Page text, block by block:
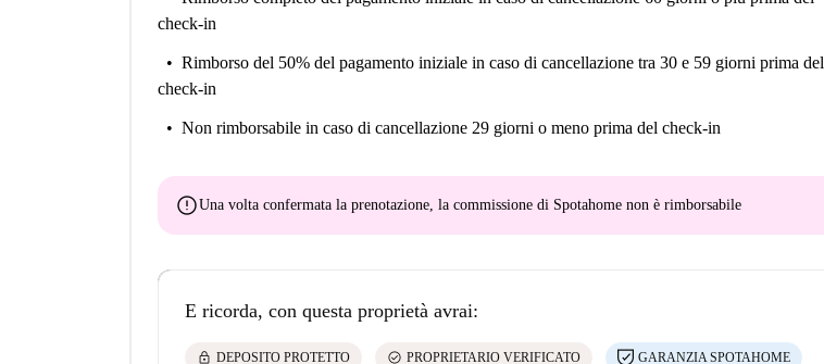
check-in
Rimborso del 50% del pagamento iniziale in caso di cancellazione tra 30 e 59 giorni prima del
check-in
Non rimborsabile in caso di cancellazione 29 giorni o meno prima del check-in
errorUna volta confermata la prenotazione, la commissione di Spotahome non è rimborsabile
E ricorda, con questa proprietà avrai:
lock DEPOSITO PROTETTO check_circle PROPRIETARIO VERIFICATO GARANZIA SPOTAHOME